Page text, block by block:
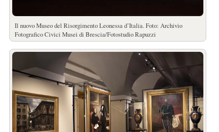
Il nuovo Museo del Risorgimento Leonessa d’Italia. Foto: Archivio
Fotografico Civici Musei di Brescia/Fotostudio Rapuzzi